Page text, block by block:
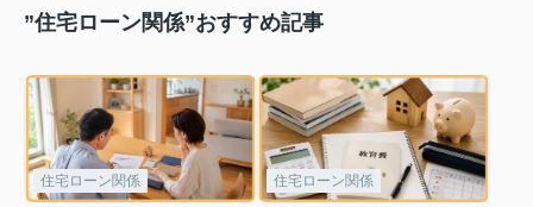
”住宅ローン関係”おすすめ記事
住宅ローン関係 住宅ローン関係